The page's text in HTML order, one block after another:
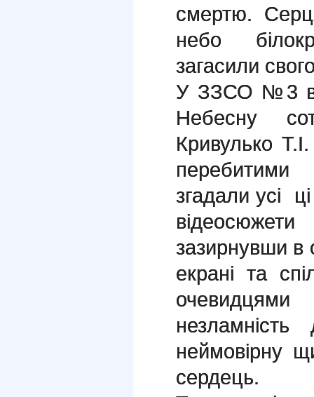
смертю.
небо
загасили
У ЗЗСО №3
Небесну
Кривулько
згадали усі
зазирнувши в
екрані та
неймовірну
сердець.